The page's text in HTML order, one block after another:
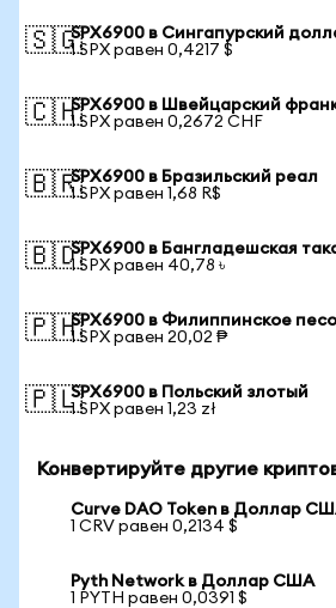
🇸🇬SPX6900 в Сингапурский
1 SPX равен 0,4217 $
🇨🇭SPX6900 в Швейцарский
1 SPX равен 0,2672 CHF
🇧🇷SPX6900 в Бразильский реал
1 SPX равен 1,68 R$
🇧🇩SPX6900 в Бангладешская
1 SPX равен 40,78 ৳
🇵🇭SPX6900 в Филиппинское песо
1 SPX равен 20,02 ₱
🇵🇱SPX6900 в Польский злотый
1 SPX равен 1,23 zł
Конвертируйте другие
Curve DAO Token в Доллар
1 CRV равен 0,2134 $
Pyth Network в Доллар США
1 PYTH равен 0,0391 $